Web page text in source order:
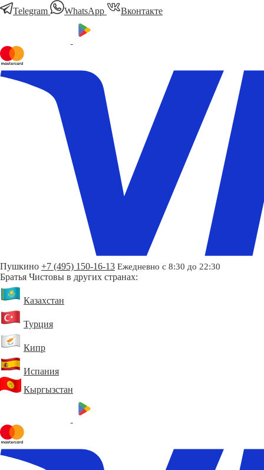
Telegram
WhatsApp Вконтакте
Пушкино +7 (495) 150-16-13 Ежедневно с 8:30 до 22:30
Братья Чистовы в других странах:
Казахстан
Турция
Кипр
Испания
Кыргызстан